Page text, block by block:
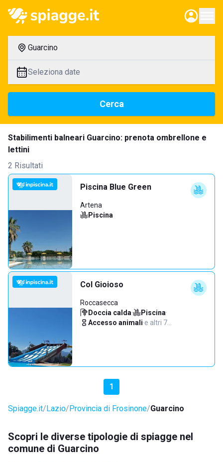
Guarcino
Seleziona date
Cerca
Stabilimenti balneari Guarcino: prenota ombrellone e
lettini
2 Risultati
Piscina Blue Green
Artena
Piscina
Col Gioioso
Roccasecca
Doccia calda· Piscina·
Accesso animali·e altri 7…
1
Spiagge.it Lazio Provincia di Frosinone Guarcino
Scopri le diverse tipologie di spiagge nel
comune di Guarcino